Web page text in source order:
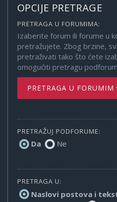
OPCIJE PRETRAGE
PRETRAGA U FORUMIMA:
Izaberite forum ili forume u
pretražujete. Zbog brzine,
pretraživati tako što ćete
omogućiti pretragu
PRETRAGA U
PRETRAŽUJ PODFORUME:
Da Ne
PRETRAGA U:
Naslovi postova i